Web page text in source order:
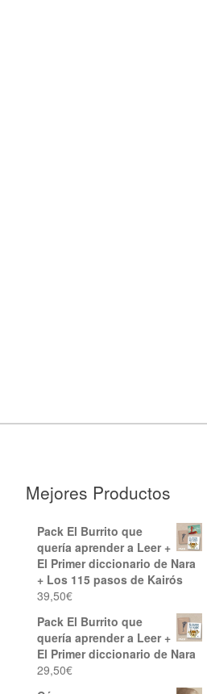
Mejores Productos
Pack El Burrito que
quería aprender a Leer +
El Primer diccionario de Nara
+ Los 115 pasos de Kairós
39,50€
Pack El Burrito que
quería aprender a Leer +
El Primer diccionario de Nara
29,50€